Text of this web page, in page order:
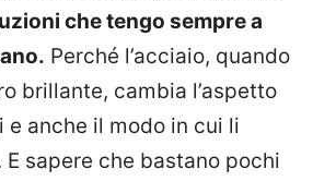
che tengo sempre a
Perché l’acciaio, quando
brillante, cambia l’aspetto
anche il modo in cui li
sapere che bastano pochi